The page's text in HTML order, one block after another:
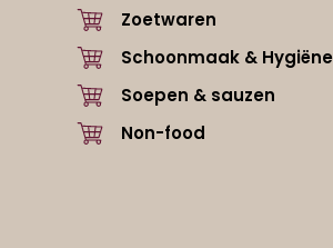
Zoetwaren
Schoonmaak & Hygiëne
Soepen & sauzen
Non-food